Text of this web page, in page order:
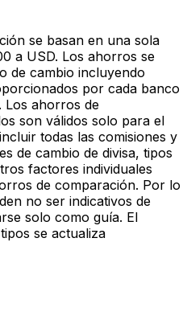
se basan en una sola
a USD. Los ahorros se
de cambio incluyendo
por cada banco
Los ahorros de
son válidos solo para el
todas las comisiones y
de cambio de divisa, tipos
factores individuales
de comparación. Por lo
no ser indicativos de
solo como guía. El
se actualiza